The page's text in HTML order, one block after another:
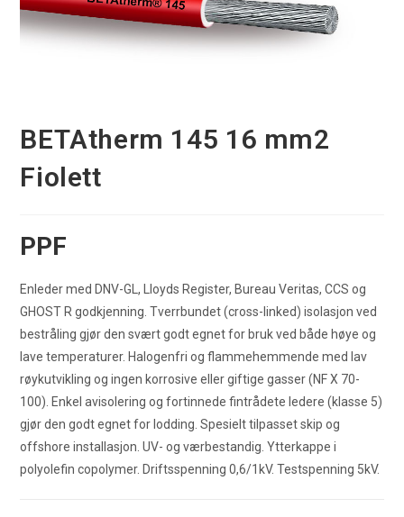
BETAtherm 145 16 mm2
Fiolett
PPF
Enleder med DNV-GL, Lloyds Register, Bureau Veritas, CCS og
GHOST R godkjenning. Tverrbundet (cross-linked) isolasjon ved
bestråling gjør den svært godt egnet for bruk ved både høye og
lave temperaturer. Halogenfri og flammehemmende med lav
røykutvikling og ingen korrosive eller giftige gasser (NF X 70-
100). Enkel avisolering og fortinnede fintrådete ledere (klasse 5)
gjør den godt egnet for lodding. Spesielt tilpasset skip og
offshore installasjon. UV- og værbestandig. Ytterkappe i
polyolefin copolymer. Driftsspenning 0,6/1kV. Testspenning 5kV.